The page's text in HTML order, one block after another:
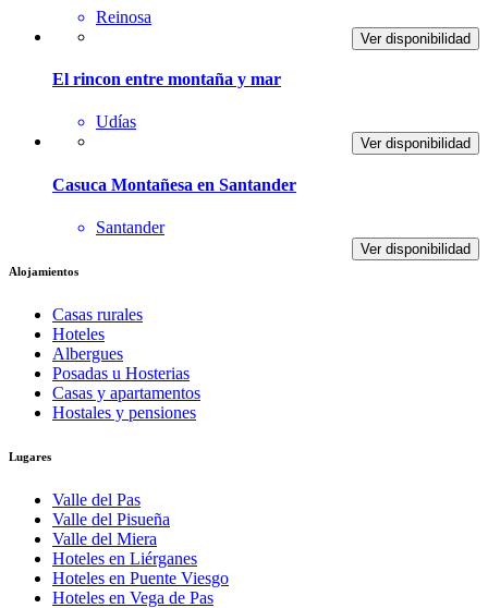
Reinosa
Ver disponibilidad
El rincon entre montaña y mar
Udías
Ver disponibilidad
Casuca Montañesa en Santander
Santander
Ver disponibilidad
Alojamientos
Casas rurales
Hoteles
Albergues
Posadas u Hosterias
Casas y apartamentos
Hostales y pensiones
Lugares
Valle del Pas
Valle del Pisueña
Valle del Miera
Hoteles en Liérganes
Hoteles en Puente Viesgo
Hoteles en Vega de Pas